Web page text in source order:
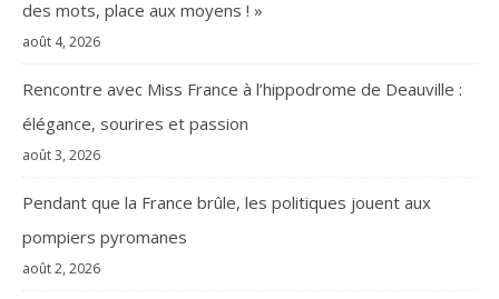
des mots, place aux moyens ! »
août 4, 2026
Rencontre avec Miss France à l’hippodrome de Deauville :
élégance, sourires et passion
août 3, 2026
Pendant que la France brûle, les politiques jouent aux
pompiers pyromanes
août 2, 2026